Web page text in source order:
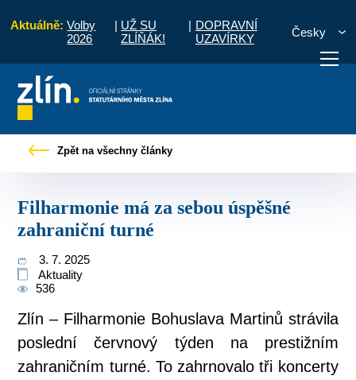
Aktuálně: Volby
2026
| UŽ SU
ZLÍŇÁK!
| DOPRAVNÍ
UZAVÍRKY
Česky
vyřídit Potřebuji zaplatit
Zpět na všechny články
Filharmonie má za sebou úspěšné
zahraniční turné
3. 7. 2025
Aktuality
536
Zlín – Filharmonie Bohuslava Martinů strávila
poslední červnový týden na prestižním
zahraničním turné. To zahrnovalo tři koncerty